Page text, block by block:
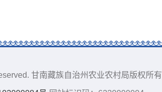
甘南藏族自治州农业农村局版权所有